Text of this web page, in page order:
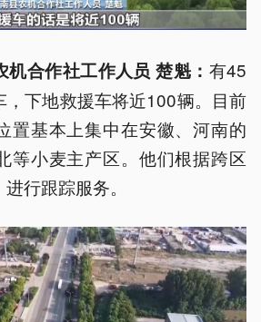
机合作社工作人员 楚魁 ： 有45
，下地救援车将近100辆。目前
置基本上集中在安徽、河南的
等小麦主产区。他们根据跨区
行跟踪服务。